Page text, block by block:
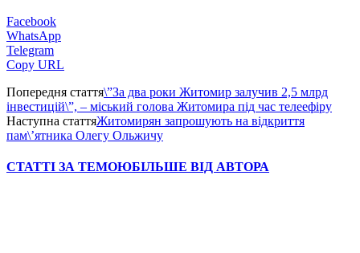
Facebook
WhatsApp
Telegram
Copy URL
Попередня стаття\”За два роки Житомир залучив 2,5 млрд
інвестицій\”, – міський голова Житомира під час телеефіру
Наступна статтяЖитомирян запрошують на відкриття
пам\’ятника Олегу Ольжичу
СТАТТІ ЗА ТЕМОЮБІЛЬШЕ ВІД АВТОРА